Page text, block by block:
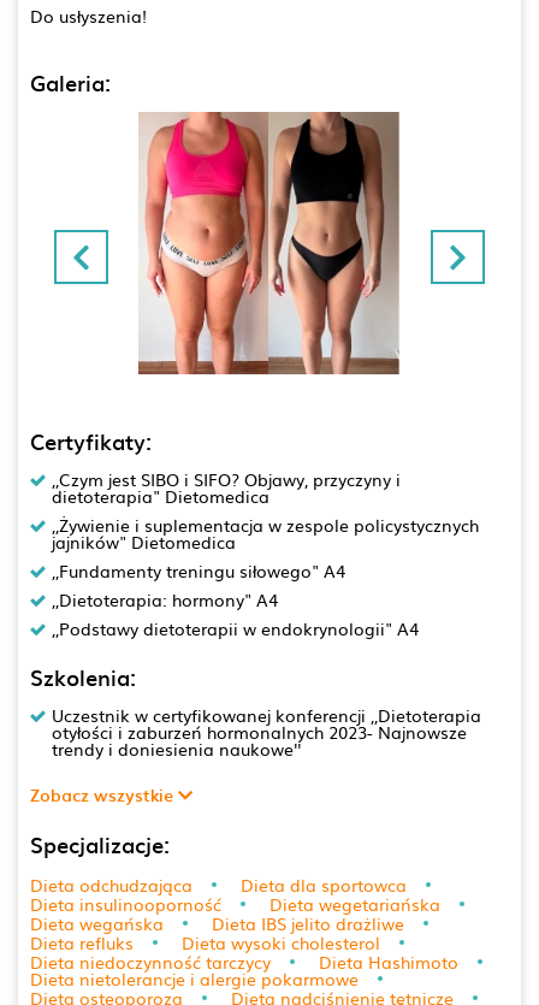
Do usłyszenia!
Galeria:
Certyfikaty:
,,Czym jest SIBO i SIFO? Objawy, przyczyny i
dietoterapia" Dietomedica
,,Żywienie i suplementacja w zespole policystycznych
jajników" Dietomedica
,,Fundamenty treningu siłowego" A4
,,Dietoterapia: hormony" A4
,,Podstawy dietoterapii w endokrynologii" A4
Szkolenia:
Uczestnik w certyfikowanej konferencji ,,Dietoterapia
otyłości i zaburzeń hormonalnych 2023- Najnowsze
trendy i doniesienia naukowe''
Zobacz wszystkie
Specjalizacje:
Dieta odchudzająca
Dieta dla sportowca
Dieta insulinooporność
Dieta wegetariańska
Dieta wegańska
Dieta IBS jelito drażliwe
Dieta refluks
Dieta wysoki cholesterol
Dieta niedoczynność tarczycy
Dieta Hashimoto
Dieta nietolerancje i alergie pokarmowe
Dieta osteoporoza
Dieta nadciśnienie tętnicze